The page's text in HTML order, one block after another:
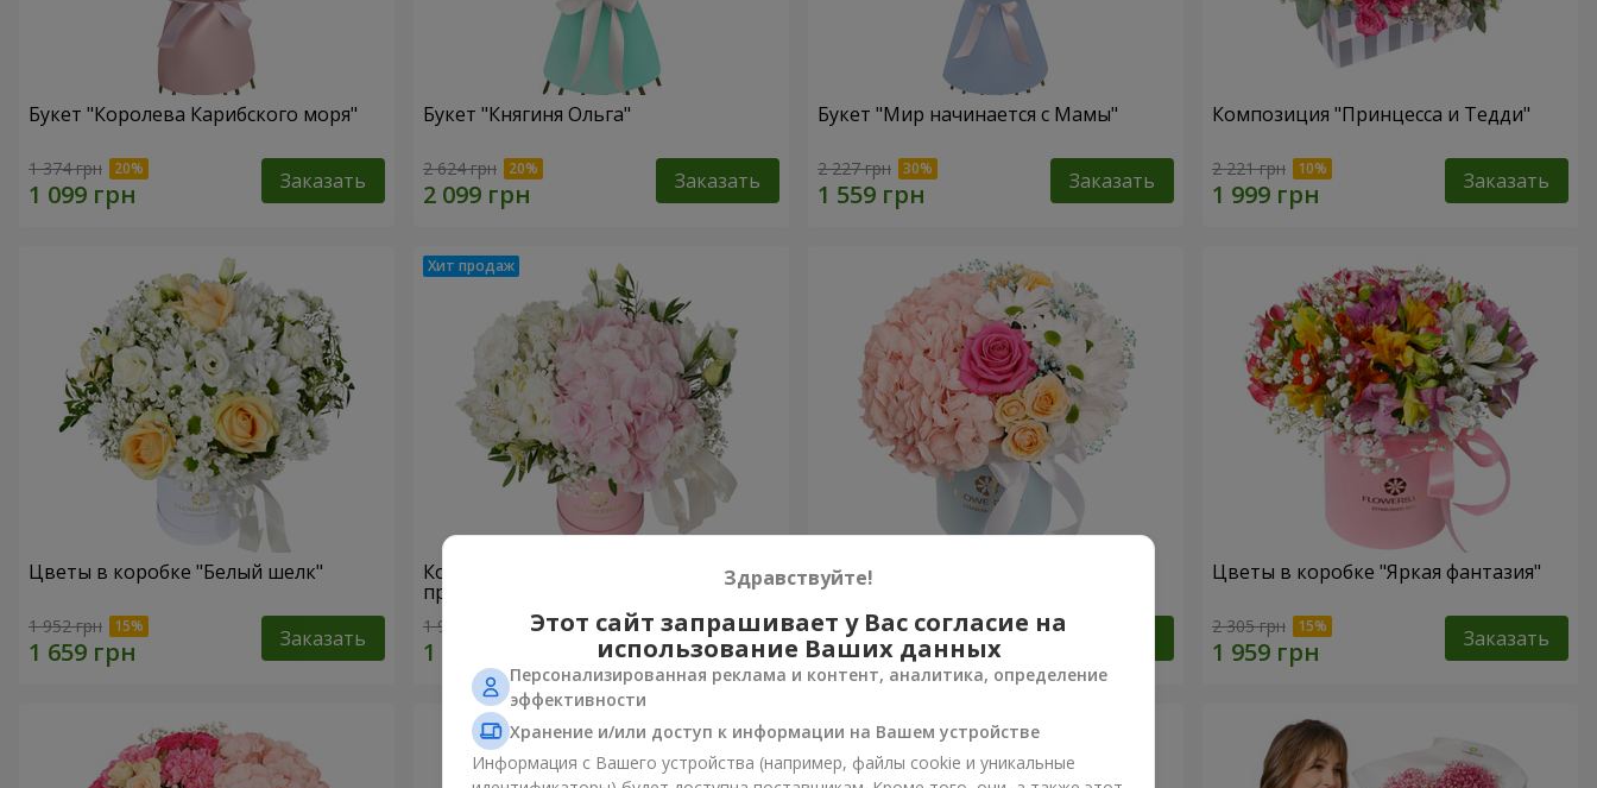
Букет "Королева Карибского моря"
1 374 грн Заказать
Букет "Княгиня Ольга"
2 624 грн Заказать
Букет "Мир начинается с Мамы"
2 227 грн Заказать
Композиция "Принцесса и Тедди"
2 221 грн Заказать
Цветы в коробке "Белый шелк"
1 952 грн Заказать
Композиция "Нежное
прикосновение"
1 954 грн Заказать
Цветы в коробке "Счастья не
избежать"
1 764 грн
Цветы в коробке "Яркая фантазия"
2 305 грн Заказать
Здравствуйте!
Этот сайт запрашивает у Вас согласие на
использование Ваших данных
Персонализированная реклама и контент, аналитика, определение
эффективности
Хранение и/или доступ к информации на Вашем устройстве
Информация с Вашего устройства (например, файлы cookie и уникальные